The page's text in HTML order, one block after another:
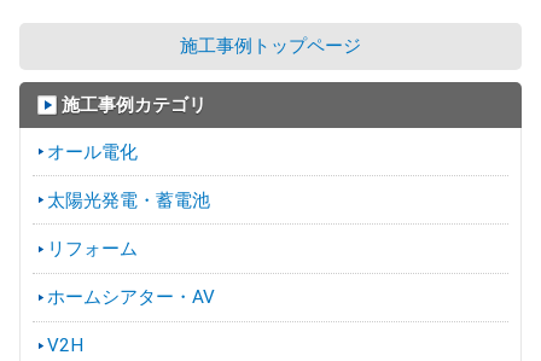
施工事例トップページ
施工事例カテゴリ
オール電化
太陽光発電・蓄電池
リフォーム
ホームシアター・AV
V2H